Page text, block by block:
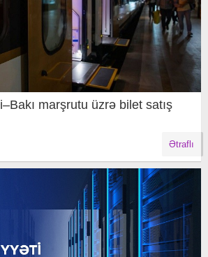
marşrutu üzrə bilet satış
Ətraflı